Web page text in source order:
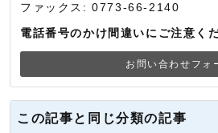
ファックス: 0773-66-2140
電話番号のかけ間違いにご注意く
お問い合わせフォ
この記事と同じ分類の記事